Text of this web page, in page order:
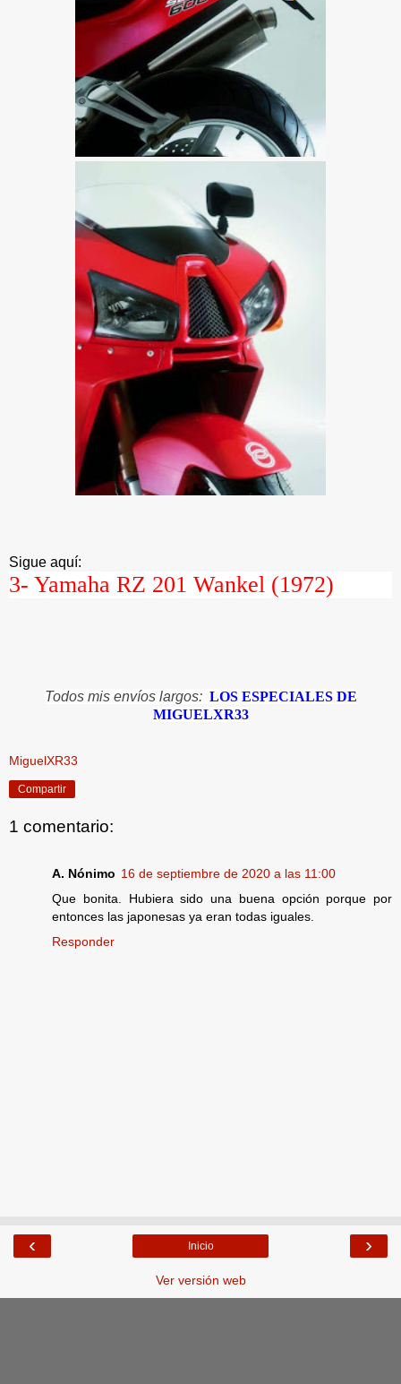
Sigue aquí:
3- Yamaha RZ 201 Wankel (1972)
Todos mis envíos largos: LOS ESPECIALES DE
MIGUELXR33
MiguelXR33
Compartir
1 comentario:
A. Nónimo 16 de septiembre de 2020 a las 11:00
Que bonita. Hubiera sido una buena opción porque por
entonces las japonesas ya eran todas iguales.
Responder
‹ ›
Inicio
Ver versión web